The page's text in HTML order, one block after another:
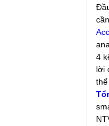
4
lời